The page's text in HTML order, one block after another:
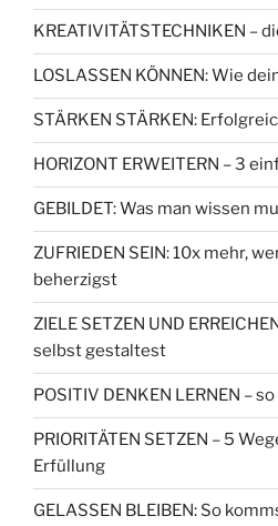
KREATIVITÄTSTECHNIKEN –
LOSLASSEN KÖNNEN: Wie
STÄRKEN STÄRKEN:
HORIZONT ERWEITERN – 3
GEBILDET: Was man wissen
ZUFRIEDEN SEIN: 10x mehr,
beherzigst
ZIELE SETZEN UND
selbst gestaltest
POSITIV DENKEN LERNEN –
PRIORITÄTEN SETZEN – 5
Erfüllung
GELASSEN BLEIBEN: So